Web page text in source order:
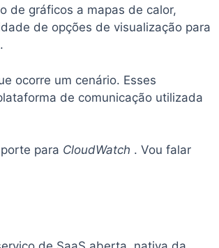
de gráficos a mapas de calor,
de opções de visualização para
ocorre um cenário. Esses
de comunicação utilizada
para CloudWatch . Vou falar